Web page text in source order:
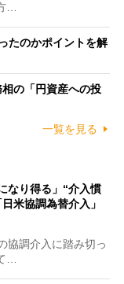
…
たのかポイントを解
相の「円資産への投
一覧を見る
なり得る」“介入慣
米協調為替介入」
協調介入に踏み切っ
…